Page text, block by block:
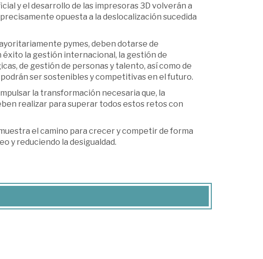
y el desarrollo de las impresoras 3D volverán a
opuesta a la deslocalización sucedida
pymes, deben dotarse de
la gestión internacional, la gestión de
de gestión de personas y talento, así como de
ser sostenibles y competitivas en el futuro.
la transformación necesaria que, la
realizar para superar todos estos retos con
el camino para crecer y competir de forma
y reduciendo la desigualdad.